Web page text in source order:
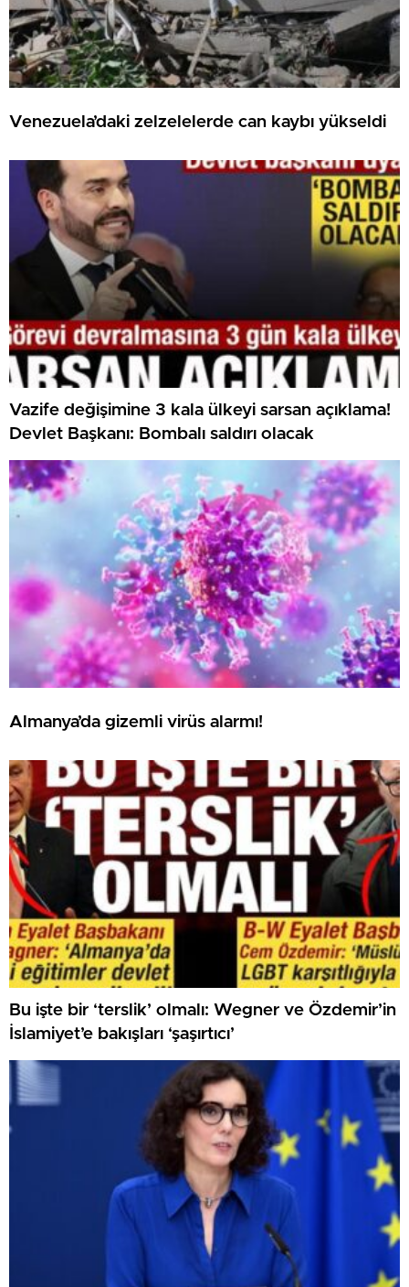
Venezuela’daki zelzelelerde can kaybı yükseldi
Vazife değişimine 3 kala ülkeyi sarsan açıklama!
Devlet Başkanı: Bombalı saldırı olacak
Almanya’da gizemli virüs alarmı!
Bu işte bir ‘terslik’ olmalı: Wegner ve Özdemir’in
İslamiyet’e bakışları ‘şaşırtıcı’